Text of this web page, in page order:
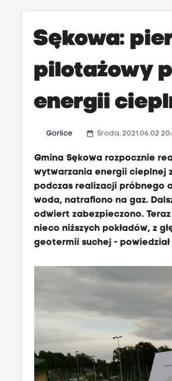
Sękowa:
pilotażowy
energii
Gorlice date_range Środa, 2021.06.02
Gmina Sękowa rozpocznie
wytwarzania energii cieplnej
podczas realizacji próbnego
woda, natrafiono na gaz.
odwiert zabezpieczono.
nieco niższych pokładów, z
geotermii suchej - powiedział